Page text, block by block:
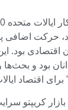
حرکت
اقتصاددانان بود
بازار کریپتو